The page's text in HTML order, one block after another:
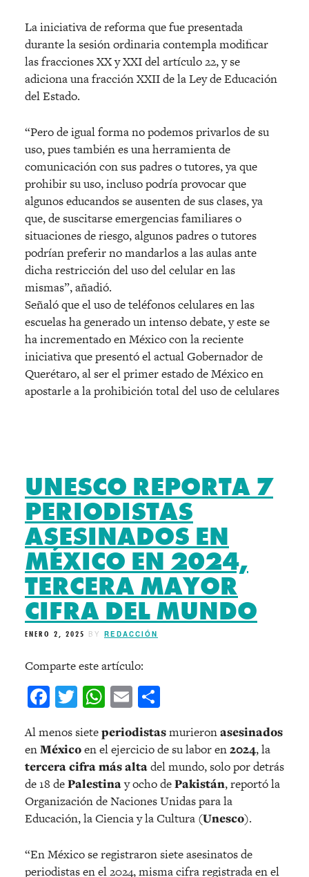
La iniciativa de reforma que fue presentada
durante la sesión ordinaria contempla modificar
las fracciones XX y XXI del artículo 22, y se
adiciona una fracción XXII de la Ley de Educación
del Estado.
“Pero de igual forma no podemos privarlos de su
uso, pues también es una herramienta de
comunicación con sus padres o tutores, ya que
prohibir su uso, incluso podría provocar que
algunos educandos se ausenten de sus clases, ya
que, de suscitarse emergencias familiares o
situaciones de riesgo, algunos padres o tutores
podrían preferir no mandarlos a las aulas ante
dicha restricción del uso del celular en las
mismas”, añadió.
Señaló que el uso de teléfonos celulares en las
escuelas ha generado un intenso debate, y este se
ha incrementado en México con la reciente
iniciativa que presentó el actual Gobernador de
Querétaro, al ser el primer estado de México en
apostarle a la prohibición total del uso de celulares
UNESCO REPORTA 7
PERIODISTAS
ASESINADOS EN
MÉXICO EN 2024,
TERCERA MAYOR
CIFRA DEL MUNDO
ENERO 2, 2025 BY REDACCIÓN
Comparte este artículo:
Facebook
Twitter
WhatsApp
Email
Al menos sieteperiodistasmurieronasesinados
enMéxicoen el ejercicio de su labor en2024, la
tercera cifra más altadel mundo, solo por detrás
de 18 dePalestinay ocho dePakistán, reportó la
Organización de Naciones Unidas para la
Educación, la Ciencia y la Cultura (Unesco).
“En México se registraron siete asesinatos de
periodistas en el 2024, misma cifra registrada en el